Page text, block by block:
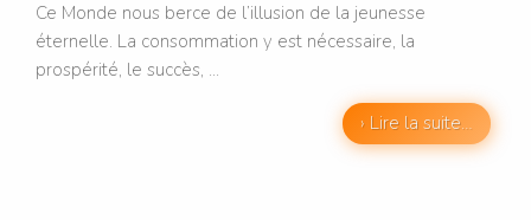
Ce Monde nous berce de l’illusion de la jeunesse
éternelle. La consommation y est nécessaire, la
prospérité, le succès, ...
› Lire la suite…